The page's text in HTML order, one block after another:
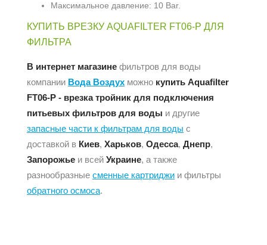
Максимальное давление: 10 Bar.
КУПИТЬ ВРЕЗКУ AQUAFILTER FT06-P ДЛЯ
ФИЛЬТРА
В интернет магазине фильтров для воды
компании Вода Воздух можно купить Aquafilter
FT06-P - врезка тройник для подключения
питьевых фильтров для воды и другие
запасные части к фильтрам для воды с
доставкой в Киев, Харьков, Одесса, Днепр,
Запорожье и всей Украине, а также
разнообразные сменные картриджи и фильтры
обратного осмоса.